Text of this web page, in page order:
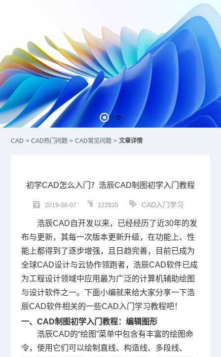
CAD > CAD热门问题 > CAD常见问题 > 文章详情
初学CAD怎么入门？浩辰CAD制图初学入门教程
2019-08-07 122830 CAD入门学习
浩辰CAD 自开发以来，已经经历了近30年的发
布与更新，其每一次版本更新升级，在功能上、性
能上都得到了逐步增强，且日趋完善，目前已成为
全球CAD设计与云协作领跑者，浩辰CAD软件已成
为工程设计领域中应用最为广泛的计算机辅助绘图
与设计软件之一。下面小编就来给大家分享一下浩
辰CAD软件相关的一些CAD入门 学习教程吧！
一、 CAD制图初学入门教程：编辑图形
浩辰CAD的“绘图”菜单中包含有丰富的绘图命
令，使用它们可以绘制直线、构造线、多段线、